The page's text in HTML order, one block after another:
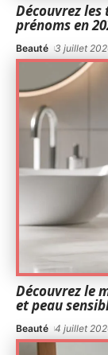
Découvrez
prénoms en
Beauté 3 juillet
Découvrez le
et peau
Beauté 4 juillet